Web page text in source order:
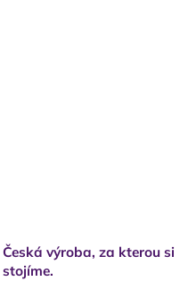
Česká výroba, za kterou si
stojíme.